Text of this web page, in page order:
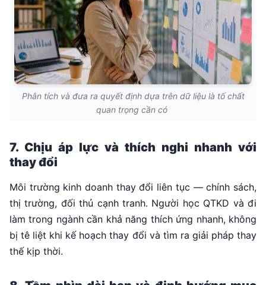
Phân tích và đưa ra quyết định dựa trên dữ liệu là tố chất
quan trọng cần có
7. Chịu áp lực và thích nghi nhanh với
thay đổi
Môi trường kinh doanh thay đổi liên tục — chính sách,
thị trường, đối thủ cạnh tranh. Người học QTKD và đi
làm trong ngành cần khả năng thích ứng nhanh, không
bị tê liệt khi kế hoạch thay đổi và tìm ra giải pháp thay
thế kịp thời.